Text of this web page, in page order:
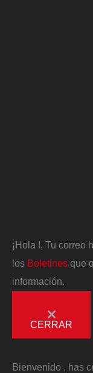
¡Hola !, Tu correo
los Boletines que
información.
CERRAR
Bienvenido , has